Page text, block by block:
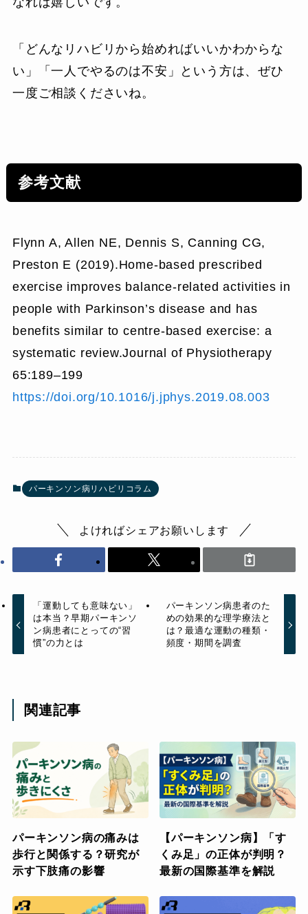
「どんなリハビリから始めればいいかわからな
い」「一人でやるのは不安」という方は、ぜひ
一度ご相談くださいね。
参考文献
Flynn A, Allen NE, Dennis S, Canning CG,
Preston E (2019).Home-based prescribed
exercise improves balance-related activities in
people with Parkinson’s disease and has
benefits similar to centre-based exercise: a
systematic review.Journal of Physiotherapy
65:189–199
https://doi.org/10.1016/j.jphys.2019.08.003
パーキンソン病リハビリコラム
よければシェアお願いします
「運動しても意味ない」
は本当？早期パーキンソ
ン病患者にとっての“習
慣”の力とは
パーキンソン病患者のた
めの効果的な理学療法と
は？最適な運動の種類・
頻度・期間を調査
関連記事
パーキンソン病の痛みは
歩行と関係する？研究が
示す下肢痛の影響
【パーキンソン病】「す
くみ足」の正体が判明？
最新の国際基準を解説